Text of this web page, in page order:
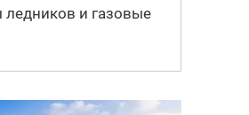
и газовые